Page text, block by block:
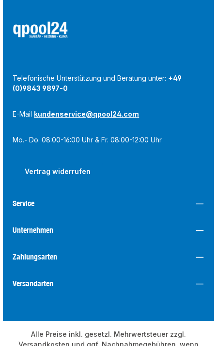
Telefonische Unterstützung und Beratung unter: +49
(0)9843 9897-0
E-Mail kundenservice@qpool24.com
Mo.- Do. 08:00-16:00 Uhr & Fr. 08:00-12:00 Uhr
Vertrag widerrufen
Service
Unternehmen
Zahlungsarten
Versandarten
Alle Preise inkl. gesetzl. Mehrwertsteuer zzgl.
Versandkosten und ggf. Nachnahmegebühren, wenn